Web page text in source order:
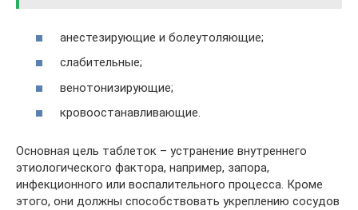
анестезирующие и болеутоляющие;
слабительные;
венотонизирующие;
кровоостанавливающие.
Основная цель таблеток – устранение внутреннего
этиологического фактора, например, запора,
инфекционного или воспалительного процесса. Кроме
этого, они должны способствовать укреплению сосудов